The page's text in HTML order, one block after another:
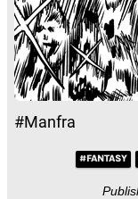
#Manfra
#FANTASY